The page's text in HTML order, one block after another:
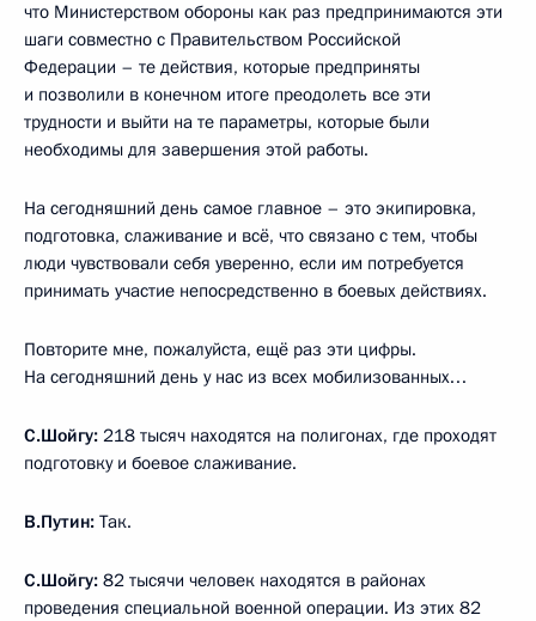
что Министерством обороны как раз предпринимаются эти
шаги совместно с Правительством Российской
Федерации – те действия, которые предприняты
и позволили в конечном итоге преодолеть все эти
трудности и выйти на те параметры, которые были
необходимы для завершения этой работы.
На сегодняшний день самое главное – это экипировка,
подготовка, слаживание и всё, что связано с тем, чтобы
люди чувствовали себя уверенно, если им потребуется
принимать участие непосредственно в боевых действиях.
Повторите мне, пожалуйста, ещё раз эти цифры.
На сегодняшний день у нас из всех мобилизованных…
С.Шойгу: 218 тысяч находятся на полигонах, где проходят
подготовку и боевое слаживание.
В.Путин: Так.
С.Шойгу: 82 тысячи человек находятся в районах
проведения специальной военной операции. Из этих 82